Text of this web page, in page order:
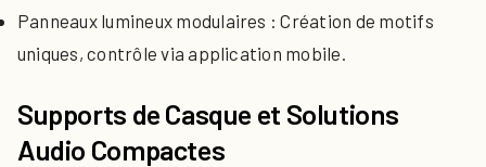
Panneaux lumineux modulaires : Création de motifs
uniques, contrôle via application mobile.
Supports de Casque et Solutions
Audio Compactes